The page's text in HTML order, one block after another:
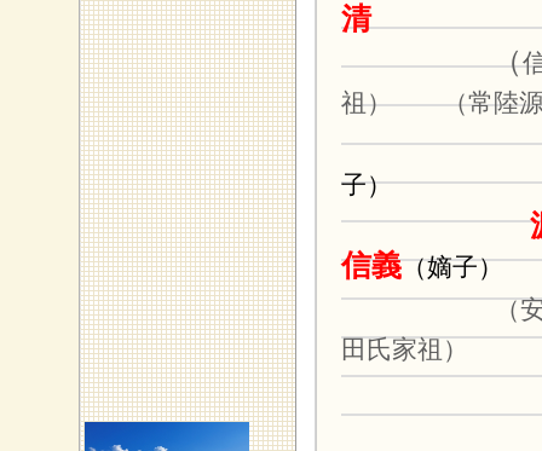
清
（
祖） （常陸源
子）
信義（嫡子）
（
田氏家祖）